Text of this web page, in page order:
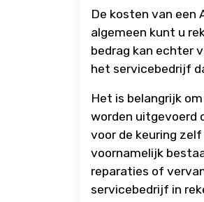
De kosten van een
algemeen kunt u
bedrag kan echter
het servicebedrijf
Het is belangrijk
worden uitgevoerd
voor de keuring
voornamelijk
reparaties of
servicebedrijf in